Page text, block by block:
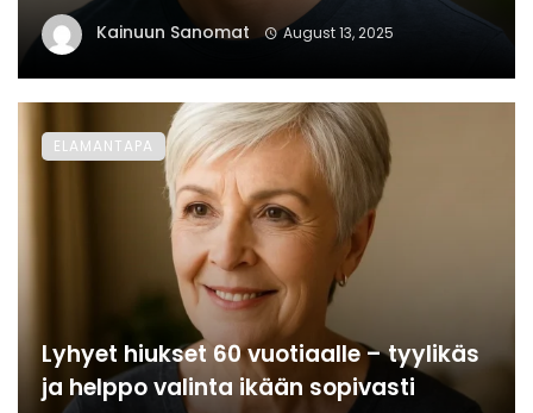
Kainuun Sanomat August 13, 2025
Lyhyet hiukset 60 vuotiaalle – tyylikäs
ja helppo valinta ikään sopivasti
ELAMANTAPA